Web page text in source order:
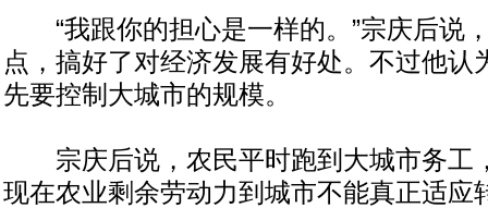
“我跟你的担心是一样的。”宗庆后说
点，搞好了对经济发展有好处。不过他认
先要控制大城市的规模。
宗庆后说，农民平时跑到大城市务工
现在农业剩余劳动力到城市不能真正适应